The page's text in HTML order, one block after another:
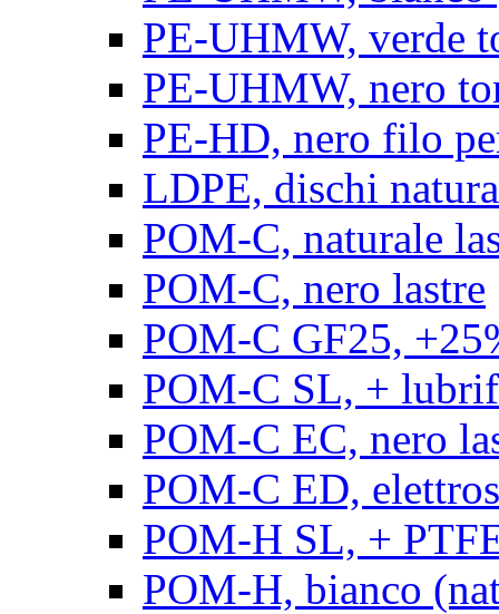
PE-UHMW, verde
PE-UHMW, nero
PE-HD, nero filo
LDPE, dischi
POM-C, naturale
POM-C, nero lastre
POM-C GF25,
POM-C SL, +
POM-C EC, nero
POM-C ED,
POM-H SL, +
POM-H, bianco